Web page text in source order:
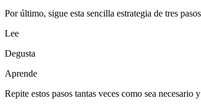
Por último, sigue esta sencilla estrategia de tres
Lee
Degusta
Aprende
Repite estos pasos tantas veces como sea necesario